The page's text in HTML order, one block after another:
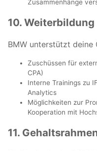
Zusammenhänge
10.
BMW unterstützt deine
Zuschüssen für
CPA)
Interne Trainings zu
Analytics
Möglichkeiten zur
Kooperation mit
11.